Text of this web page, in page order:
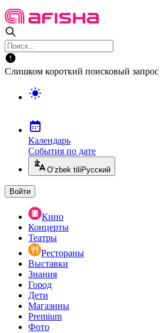
Слишком короткий поисковый запрос
Календарь
События по дате
O’zbek tili Русский
Войти
Кино
Концерты
Театры
Рестораны
Выставки
Знания
Город
Дети
Магазины
Premium
Фото